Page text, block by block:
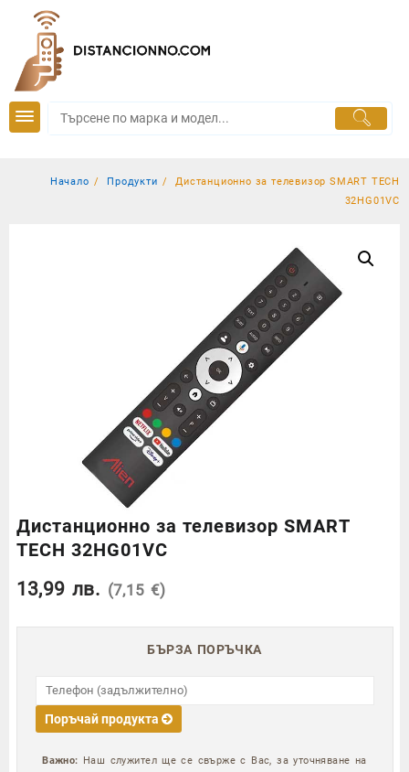
content
Начало Продукти
Дистанционно за телевизор SMART TECH
32HG01VC
Дистанционно за телевизор SMART
TECH 32HG01VC
13,99 лв. (7,15 €)
БЪРЗА ПОРЪЧКА
Поръчай продукта
Важно: Наш служител ще се свърже с Вас, за уточняване на